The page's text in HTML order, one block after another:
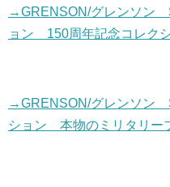
→GRENSON/グレンソン
ョン 150周年記念コレク
→GRENSON/グレンソン
ション 本物のミリタリー